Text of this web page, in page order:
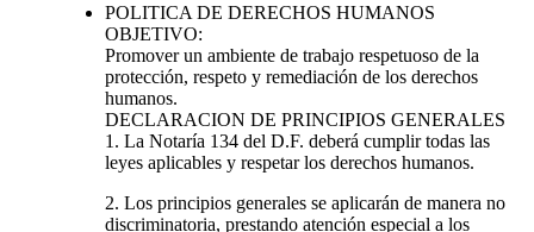
POLITICA DE DERECHOS HUMANOS
OBJETIVO:
Promover un ambiente de trabajo respetuoso de la
protección, respeto y remediación de los derechos
humanos.
DECLARACION DE PRINCIPIOS GENERALES
1. La Notaría 134 del D.F. deberá cumplir todas las
leyes aplicables y respetar los derechos humanos.
2. Los principios generales se aplicarán de manera no
discriminatoria, prestando atención especial a los